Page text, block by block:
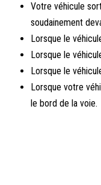
Votre véhicule
soudainement
Lorsque le
Lorsque le
Lorsque le
Lorsque votre
le bord de la voie.